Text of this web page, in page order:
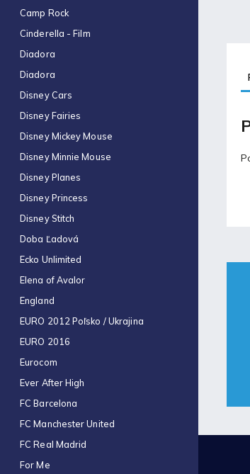
Camp Rock
Cinderella - Film
Diadora
Diadora
Disney Cars
Disney Fairies
Disney Mickey Mouse
Disney Minnie Mouse
Disney Planes
Disney Princess
Disney Stitch
Doba Ľadová
Ecko Unlimited
Elena of Avalor
England
EURO 2012 Poľsko / Ukrajina
EURO 2016
Eurocom
Ever After High
FC Barcelona
FC Manchester United
FC Real Madrid
For Me
Obálka C4 (1ks)
€0,16
Obal na zošit A4 hrubý
Blog
Fortnite produkty za
špeciálne ceny!
30.11.2021
Labková patrola vo filme
17.5.2021
Laminovacia fólia a ich
využitie
17.5.2021